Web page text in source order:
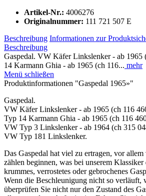
Artikel-Nr.: 4006276
Originalnummer: 111 721 507 E
Beschreibung Informationen zur
Beschreibung
Gaspedal. VW Käfer Linkslenker - ab 1965
14 Karmann Ghia - ab 1965 (ch 116... mehr
Menü schließen
Produktinformationen "Gaspedal 1965»"
Gaspedal.
VW Käfer Linkslenker - ab 1965 (ch 116
Typ 14 Karmann Ghia - ab 1965 (ch 116
VW Typ 3 Linkslenker - ab 1964 (ch 315
VW Typ 181 Linkslenker.
Das Gaspedal hat viel zu ertragen, vor allem
zählen beginnen, was bei unserem
krummes, verrostetes oder gebrochenes
Wenn die Beschleunigung nicht so verläuft,
überprüfen Sie nicht nur den Zustand des